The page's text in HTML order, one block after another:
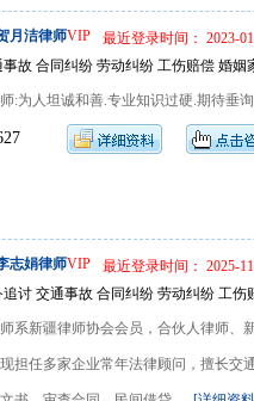
月洁律师VIP 最近登录时间： 2023-
故 合同纠纷 劳动纠纷 工伤赔偿 婚姻
:为人坦诚和善.专业知识过硬.期待垂询
志娟律师VIP 最近登录时间： 2025-
讨 交通事故 合同纠纷 劳动纠纷 工伤
系新疆律师协会会员，合伙人律师、
担任多家企业常年法律顾问，擅长交